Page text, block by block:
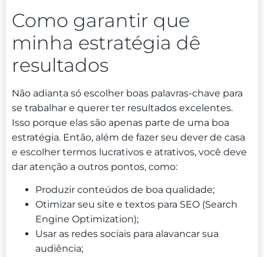
Como garantir que
minha estratégia dê
resultados
Não adianta só escolher boas palavras-chave para
se trabalhar e querer ter resultados excelentes.
Isso porque elas são apenas parte de uma boa
estratégia. Então, além de fazer seu dever de casa
e escolher termos lucrativos e atrativos, você deve
dar atenção a outros pontos, como:
Produzir conteúdos de boa qualidade;
Otimizar seu site e textos para SEO (Search
Engine Optimization);
Usar as redes sociais para alavancar sua
audiência;